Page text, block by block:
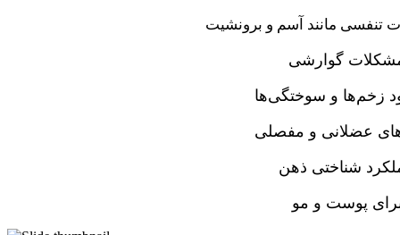
تنفسی مانند آسم و برونشیت
مشکلات گوارشی
زخم‌ها و سوختگی‌ها
عضلانی و مفصلی
شناختی ذهن
پوست و مو